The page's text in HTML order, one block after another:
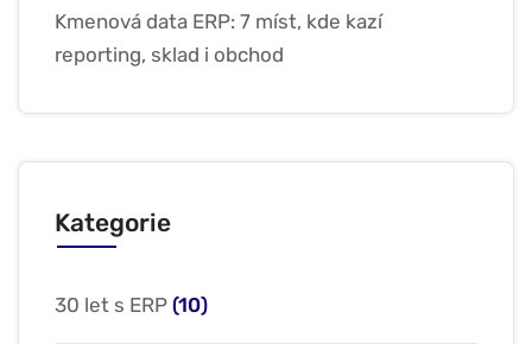
Kmenová data ERP: 7 míst, kde kazí
reporting, sklad i obchod
Kategorie
30 let s ERP (10)